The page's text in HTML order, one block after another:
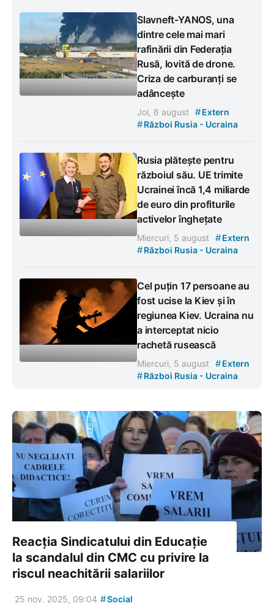
Slavneft-YANOS, una
dintre cele mai mari
rafinării din Federația
Rusă, lovită de drone.
Criza de carburanți se
adâncește
Joi, 6 august #Extern
#Război Rusia - Ucraina
Rusia plătește pentru
războiul său. UE trimite
Ucrainei încă 1,4 miliarde
de euro din profiturile
activelor înghețate
Miercuri, 5 august #Extern
#Război Rusia - Ucraina
Cel puțin 17 persoane au
fost ucise la Kiev și în
regiunea Kiev. Ucraina nu
a interceptat nicio
rachetă rusească
Miercuri, 5 august #Extern
#Război Rusia - Ucraina
Reacția Sindicatului din Educație
la scandalul din CMC cu privire la
riscul neachitării salariilor
25 nov. 2025, 09:04 #Social